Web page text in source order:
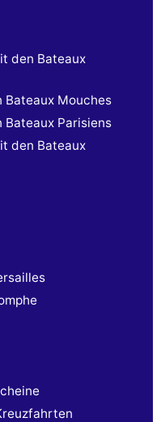
den Bateaux
Mouches
Parisiens
den Bateaux